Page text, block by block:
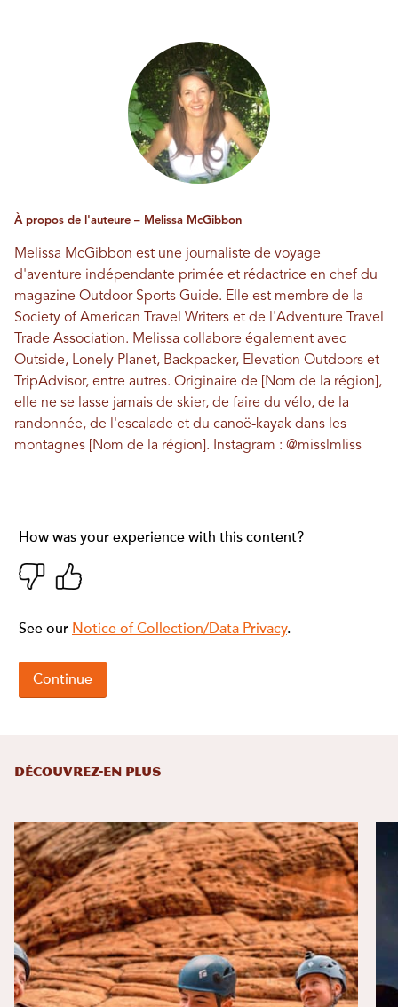
À propos de l'auteure – Melissa McGibbon
Melissa McGibbon est une journaliste de voyage
d'aventure indépendante primée et rédactrice en chef du
magazine Outdoor Sports Guide. Elle est membre de la
Society of American Travel Writers et de l'Adventure Travel
Trade Association. Melissa collabore également avec
Outside, Lonely Planet, Backpacker, Elevation Outdoors et
TripAdvisor, entre autres. Originaire de [Nom de la région],
elle ne se lasse jamais de skier, de faire du vélo, de la
randonnée, de l'escalade et du canoë-kayak dans les
montagnes [Nom de la région]. Instagram : @misslmliss
DÉCOUVREZ-EN PLUS